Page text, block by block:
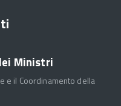
Ministri
e il Coordinamento della